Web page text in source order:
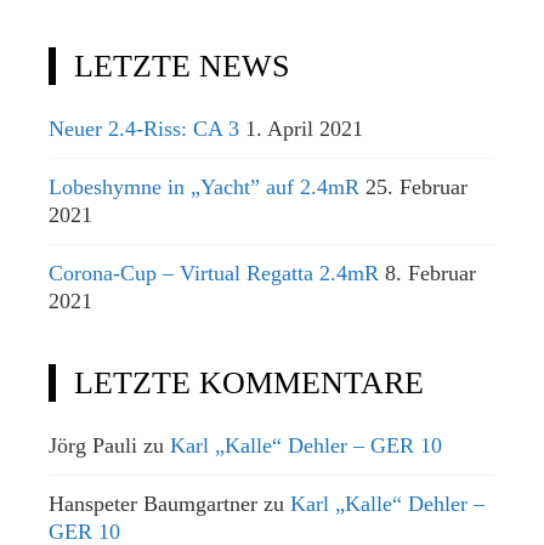
LETZTE NEWS
Neuer 2.4-Riss: CA 3 1. April 2021
Lobeshymne in „Yacht” auf 2.4mR 25. Februar
2021
Corona-Cup – Virtual Regatta 2.4mR 8. Februar
2021
LETZTE KOMMENTARE
Jörg Pauli zu Karl „Kalle“ Dehler – GER 10
Hanspeter Baumgartner zu Karl „Kalle“ Dehler –
GER 10